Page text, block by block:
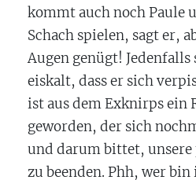
kommt auch noch
Schach spielen, sagt er,
Augen genügt! Jedenfalls
eiskalt, dass er sich
ist aus dem Exknirps ein
geworden, der sich
und darum bittet,
zu beenden. Phh, wer bin